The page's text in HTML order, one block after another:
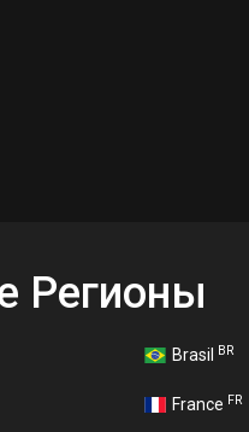
Регионы
Brasil BR
France FR